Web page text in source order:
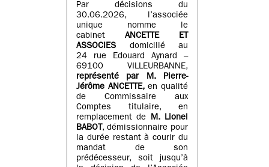
Par décisions du
30.06.2026, l’associée
unique nomme le
cabinet ANCETTE ET
ASSOCIES
domicilié au
24 rue Edouard Aynard –
69100 VILLEURBANNE,
représenté par M.Pierre-
Jérôme ANCETTE, en qualité
de Commissaire aux
Comptes titulaire, en
remplacement de M.Lionel
BABOT, démissionnaire pour
la durée restant à courir du
mandat de son
prédécesseur, soit jusqu’à